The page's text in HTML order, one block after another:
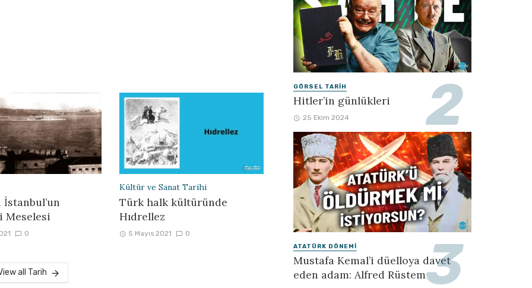
İstanbul’un
Meselesi
0
Kültür ve Sanat Tarihi
Türk halk kültüründe
Hıdrellez
5 Mayıs 2021 0
all Tarih
GÖRSEL TARIH
Hitler’in günlükleri
25 Ekim 2024
ATATÜRK DÖNEMI
Mustafa Kemal’i düelloya davet
eden adam: Alfred Rüstem